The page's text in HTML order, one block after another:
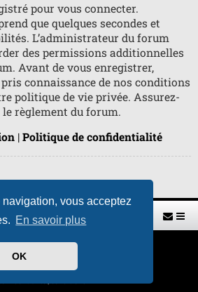
vous acceptez
En savoir plus
OK
pour vous connecter.
que quelques secondes et
L’administrateur du forum
des permissions additionnelles
Avant de vous enregistrer,
connaissance de nos conditions
politique de vie privée. Assurez-
règlement du forum.
| Politique de confidentialité
Index du forum
® Forum Software © phpBB Limited
Traduit par
H. DREUILHE avec l'aide de CABOT